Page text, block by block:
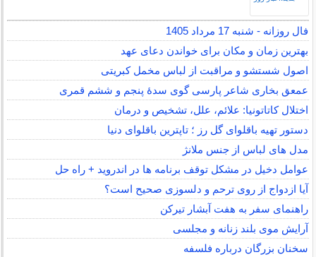
فال روزانه - شنبه 17 مرداد 1405
بهترین زمان و مکان برای خواندن دعای عهد
اصول شستشو و مراقبت از لباس مخمل کبریتی
عمعق بخاری شاعر پارسی گوی سدهٔ پنجم و ششم قمری
اختلال کاتاتونیا: علائم، علل، تشخیص و درمان
دستور تهیه باقلوای گل رز ؛ تاپترین باقلوای دنیا
مدل های لباس از جنس ملانژ
عوامل دخیل در مشکل توقف برنامه ها در اندروید + راه حل
آیا ازدواج از روی ترحم و دلسوزی صحیح است؟
راهنمای سفر به هفت آبشار تیرکن
آرایش موی بلند زنانه و مجلسی
سخنان بزرگان درباره فلسفه